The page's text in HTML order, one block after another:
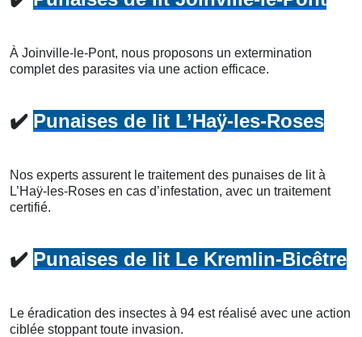
À Joinville-le-Pont, nous proposons un extermination
complet des parasites via une action efficace.
✔️ Punaises de lit L’Haÿ-les-Roses
Nos experts assurent le traitement des punaises de lit à
L’Haÿ-les-Roses en cas d’infestation, avec un traitement
certifié.
✔️ Punaises de lit Le Kremlin-Bicêtre
Le éradication des insectes à 94 est réalisé avec une action
ciblée stoppant toute invasion.